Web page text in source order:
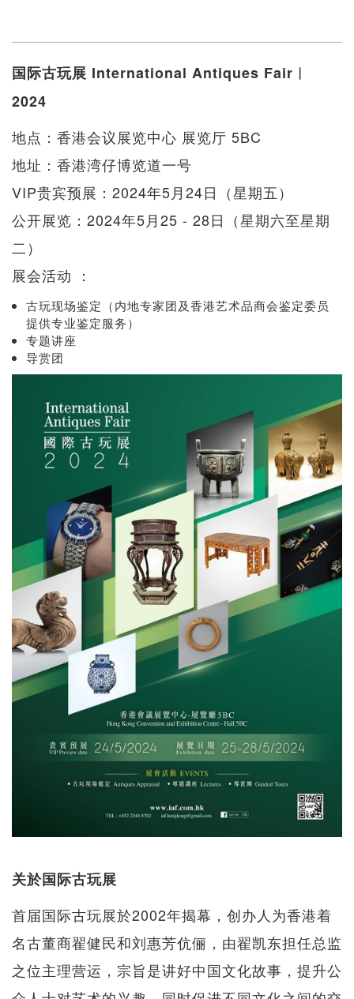
国际古玩展 International Antiques Fair︱
2024
地点：香港会议展览中心 展览厅 5BC
地址：香港湾仔博览道一号
VIP贵宾预展：2024年5月24日（星期五）
公开展览：2024年5月25 - 28日（星期六至星期
二）
展会活动 ：
古玩现场鉴定（内地专家团及香港艺术品商会鉴定委员
提供专业鉴定服务）
专题讲座
导赏团
关於国际古玩展
首届国际古玩展於2002年揭幕，创办人为香港着
名古董商翟健民和刘惠芳伉俪，由翟凯东担任总监
之位主理营运，宗旨是讲好中国文化故事，提升公